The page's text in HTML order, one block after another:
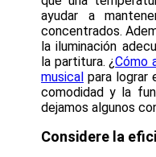
ayudar a
concentrados.
la iluminación
la partitura. ¿Cómo
musical para lograr
comodidad y la
dejamos algunos
Considere la